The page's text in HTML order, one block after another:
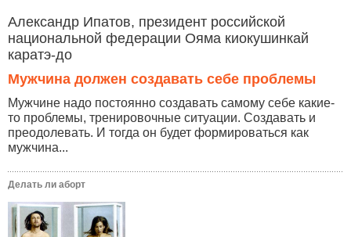
Александр Ипатов, президент российской
национальной федерации Ояма киокушинкай
каратэ-до
Мужчина должен создавать себе проблемы
Мужчине надо постоянно создавать самому себе какие-
то проблемы, тренировочные ситуации. Создавать и
преодолевать. И тогда он будет формироваться как
мужчина...
Делать ли аборт